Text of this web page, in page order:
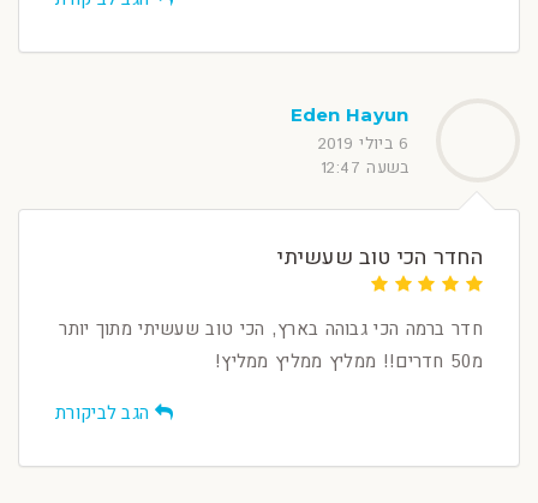
Eden Hayun
6 ביולי 2019
בשעה 12:47
החדר הכי טוב שעשיתי
חדר ברמה הכי גבוהה בארץ, הכי טוב שעשיתי מתוך יותר
מ50 חדרים!! ממליץ ממליץ ממליץ!
הגב לביקורת